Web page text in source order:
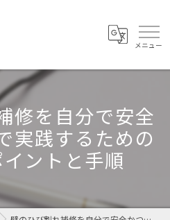
修を自分で安全
実践するための
ントと手順